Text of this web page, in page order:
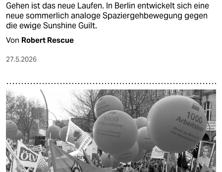
Gehen ist das neue Laufen. In Berlin entwickelt sich eine
neue sommerlich analoge Spaziergehbewegung gegen
die ewige Sunshine Guilt.
Von Robert Rescue
27.5.2026